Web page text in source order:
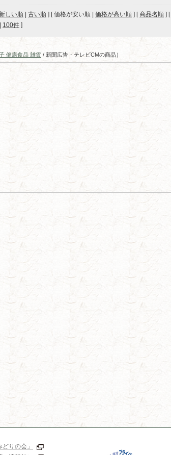
新しい順 古い順 ] [ 価格が安い順 | 価格が高い順 ] [商品名順 ] [
100件 ]
健康食品 雑貨 / 新聞広告・テレビCMの商品）
りの会」